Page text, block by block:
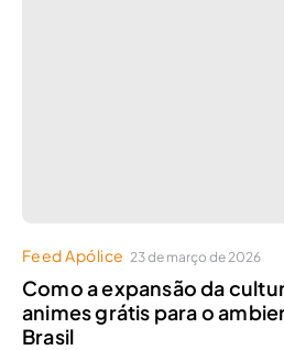
Feed Apólice 23 de março de 2026
Como a expansão da
animes grátis para o
Brasil